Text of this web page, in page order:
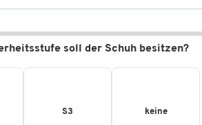
soll der Schuh besitzen?
S3 keine